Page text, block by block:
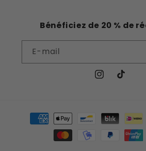
Bénéficiez de 20 % de
E-mail
Instagram
TikTok
Moyens
paiement